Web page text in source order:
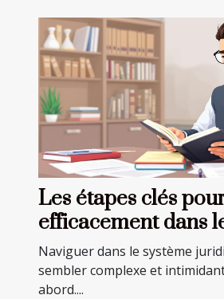
Les étapes clés
efficacement dans
juridique
Naviguer dans le système
sembler complexe et
abord....